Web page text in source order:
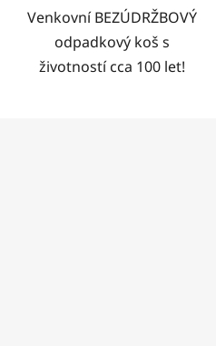
Venkovní BEZÚDRŽBOVÝ
odpadkový koš s
životností cca 100 let!